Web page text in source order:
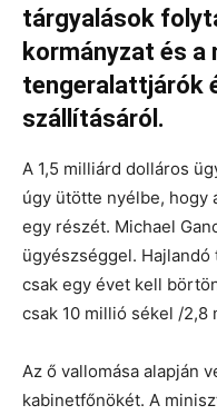
tárgyalások
kormányzat és
tengeralattjárók
szállításáról.
A 1,5 milliárd dolláros
úgy ütötte nyélbe, hogy
egy részét. Michael
ügyészséggel.
csak egy évet kell
csak 10 millió sékel /2,8
Az ő vallomása alapján
kabinetfőnökét. A